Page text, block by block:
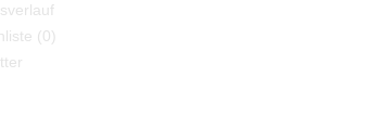
(0)